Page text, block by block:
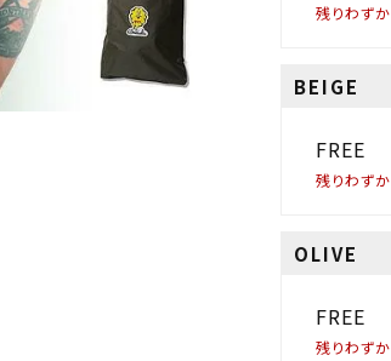
残りわずか
BEIGE
FREE
残りわずか
OLIVE
FREE
残りわずか